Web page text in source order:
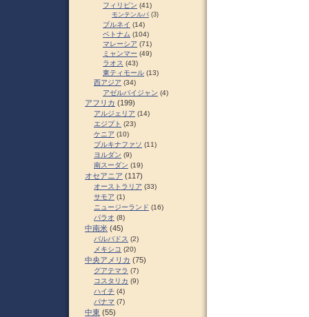
フィリピン (41)
モンテンルパ (3)
ブルネイ (14)
ベトナム (104)
マレーシア (71)
ミャンマー (49)
ラオス (43)
東ティモール (13)
西アジア (34)
アゼルバイジャン (4)
アフリカ (199)
アルジェリア (14)
エジプト (23)
ケニア (10)
ブルキナファソ (11)
ヨルダン (9)
南スーダン (19)
オセアニア (117)
オーストラリア (33)
サモア (1)
ニュージーランド (16)
パラオ (8)
中南米 (45)
バルバドス (2)
メキシコ (20)
中央アメリカ (75)
グアテマラ (7)
コスタリカ (9)
ハイチ (4)
パナマ (7)
中東 (55)